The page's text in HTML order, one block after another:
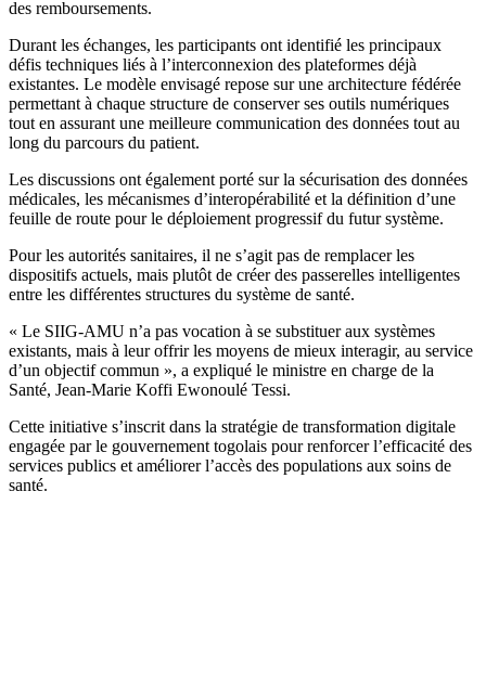
des remboursements.
Durant les échanges, les participants ont identifié les principaux
défis techniques liés à l’interconnexion des plateformes déjà
existantes. Le modèle envisagé repose sur une architecture fédérée
permettant à chaque structure de conserver ses outils numériques
tout en assurant une meilleure communication des données tout au
long du parcours du patient.
Les discussions ont également porté sur la sécurisation des données
médicales, les mécanismes d’interopérabilité et la définition d’une
feuille de route pour le déploiement progressif du futur système.
Pour les autorités sanitaires, il ne s’agit pas de remplacer les
dispositifs actuels, mais plutôt de créer des passerelles intelligentes
entre les différentes structures du système de santé.
« Le SIIG-AMU n’a pas vocation à se substituer aux systèmes
existants, mais à leur offrir les moyens de mieux interagir, au service
d’un objectif commun », a expliqué le ministre en charge de la
Santé, Jean-Marie Koffi Ewonoulé Tessi.
Cette initiative s’inscrit dans la stratégie de transformation digitale
engagée par le gouvernement togolais pour renforcer l’efficacité des
services publics et améliorer l’accès des populations aux soins de
santé.